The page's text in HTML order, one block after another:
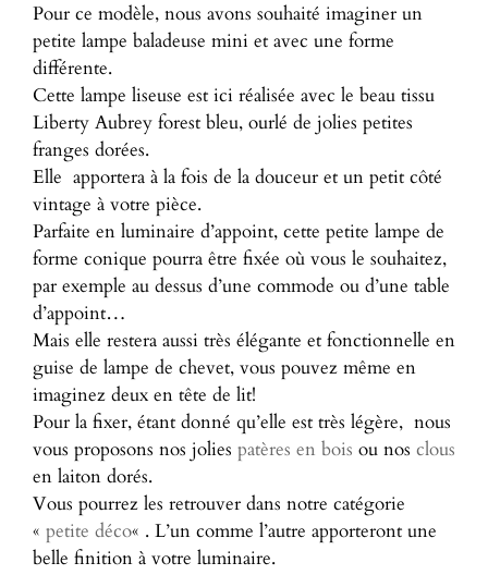
Pour ce modèle, nous avons souhaité imaginer un
petite lampe baladeuse mini et avec une forme
différente.
Cette lampe liseuse est ici réalisée avec le beau tissu
Liberty Aubrey forest bleu, ourlé de jolies petites
franges dorées.
Elle apportera à la fois de la douceur et un petit côté
vintage à votre pièce.
Parfaite en luminaire d’appoint, cette petite lampe de
forme conique pourra être fixée où vous le souhaitez,
par exemple au dessus d’une commode ou d’une table
d’appoint…
Mais elle restera aussi très élégante et fonctionnelle en
guise de lampe de chevet, vous pouvez même en
imaginez deux en tête de lit!
Pour la fixer, étant donné qu’elle est très légère, nous
vous proposons nos jolies patères en bois ou nos clous
en laiton dorés.
Vous pourrez les retrouver dans notre catégorie
« petite déco« . L’un comme l’autre apporteront une
belle finition à votre luminaire.